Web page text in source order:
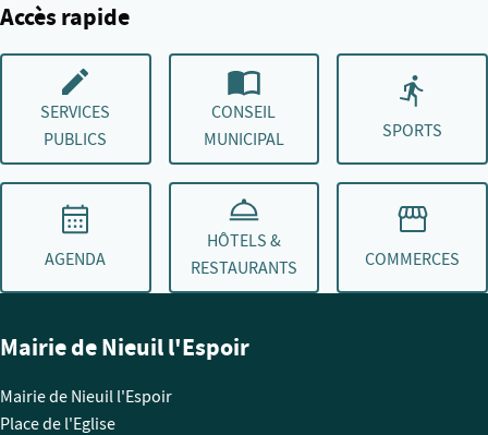
Accès rapide
SERVICES
PUBLICS
CONSEIL
MUNICIPAL
SPORTS
AGENDA
HÔTELS &
RESTAURANTS
COMMERCES
Mairie de Nieuil l'Espoir
Mairie de Nieuil l'Espoir
Place de l'Eglise